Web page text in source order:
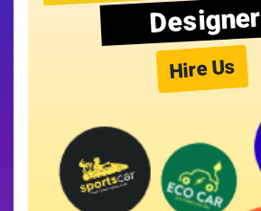
Designer
Hire Us